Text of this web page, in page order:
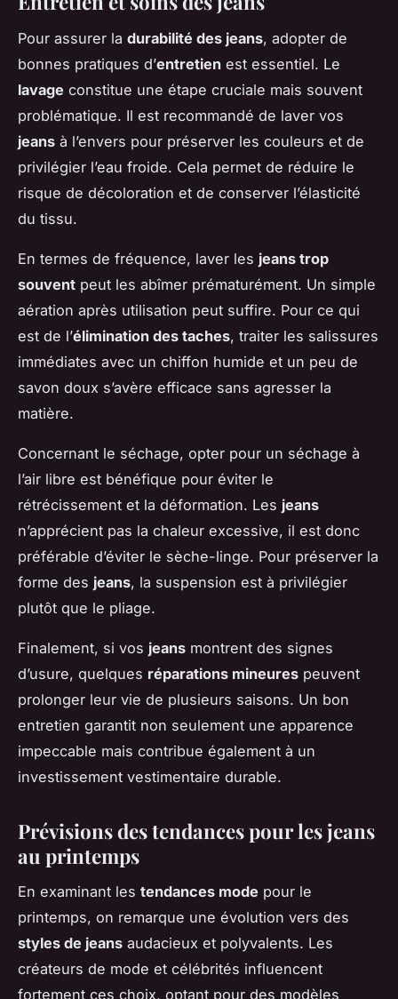
Pour assurer la durabilité des jeans, adopter de
bonnes pratiques d’entretien est essentiel. Le
lavage constitue une étape cruciale mais souvent
problématique. Il est recommandé de laver vos
jeans à l’envers pour préserver les couleurs et de
privilégier l’eau froide. Cela permet de réduire le
risque de décoloration et de conserver l’élasticité
du tissu.
En termes de fréquence, laver les jeans trop
souvent peut les abîmer prématurément. Un simple
aération après utilisation peut suffire. Pour ce qui
est de l’élimination des taches, traiter les salissures
immédiates avec un chiffon humide et un peu de
savon doux s’avère efficace sans agresser la
matière.
Concernant le séchage, opter pour un séchage à
l’air libre est bénéfique pour éviter le
rétrécissement et la déformation. Les jeans
n’apprécient pas la chaleur excessive, il est donc
préférable d’éviter le sèche-linge. Pour préserver la
forme des jeans, la suspension est à privilégier
plutôt que le pliage.
Finalement, si vos jeans montrent des signes
d’usure, quelques réparations mineures peuvent
prolonger leur vie de plusieurs saisons. Un bon
entretien garantit non seulement une apparence
impeccable mais contribue également à un
investissement vestimentaire durable.
Prévisions des tendances pour les jeans
au printemps
En examinant les tendances mode pour le
printemps, on remarque une évolution vers des
styles de jeans audacieux et polyvalents. Les
créateurs de mode et célébrités influencent
fortement ces choix, optant pour des modèles